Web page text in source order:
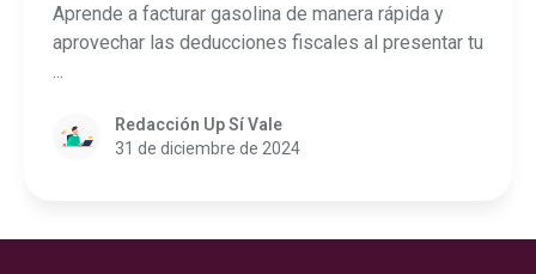
Aprende a facturar gasolina de manera rápida y
aprovechar las deducciones fiscales al presentar tu
...
Redacción Up Sí Vale
31 de diciembre de 2024